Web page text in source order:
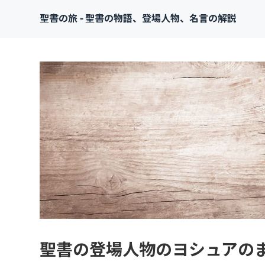
聖書の旅 - 聖書の物語、登場人物、名言の解説
聖書の登場人物のヨシュアの